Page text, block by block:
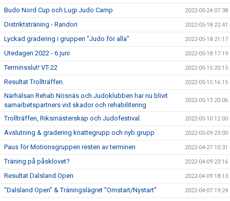
Budo Nord Cup och Lugi Judo Camp 2022-05-24 07:38
Distriktsträning - Randori 2022-05-18 22:41
Lyckad gradering i gruppen "Judo för alla" 2022-05-18 21:17
Utedagen 2022 - 6 juni 2022-05-18 17:19
Terminsslut! VT-22 2022-05-15 20:15
Resultat Trollträffen. 2022-05-15 16:15
Närhälsan Rehab Nösnäs och Judoklubben har nu blivit
samarbetspartners vid skador och rehabilitering
2022-05-13 20:06
Trollträffen, Riksmästerskap och Judofestival. 2022-05-10 12:00
Avslutning & gradering knattegrupp och nyb.grupp 2022-05-09 23:00
Paus för Motionsgruppen resten av terminen 2022-04-27 10:31
Träning på påsklovet? 2022-04-09 23:16
Resultat Dalsland Open 2022-04-09 18:13
"Dalsland Open" & Träningslägret "Omstart/Nystart" 2022-04-07 19:24